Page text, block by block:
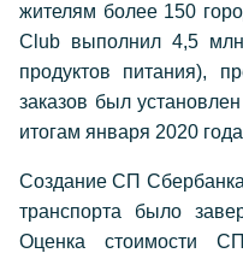
жителям более 150
Club выполнил 4,5 млн
продуктов питания),
заказов был
итогам января 2020
Создание СП
транспорта было
Оценка стоимости